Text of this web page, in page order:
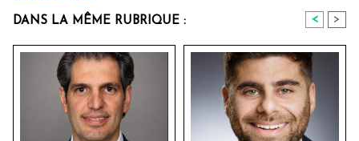
DANS LA MÊME RUBRIQUE : < >